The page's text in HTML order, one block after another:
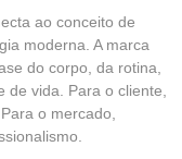
ao conceito de
moderna. A marca
do corpo, da rotina,
vida. Para o cliente,
o mercado,